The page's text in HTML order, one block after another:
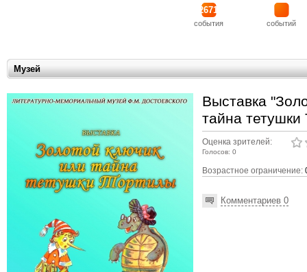
2671
события событий
Музей
Выставка
тайна тетушки
Оценка зрителей:
Голосов: 0
Возрастное ограничение:
Комментариев 0